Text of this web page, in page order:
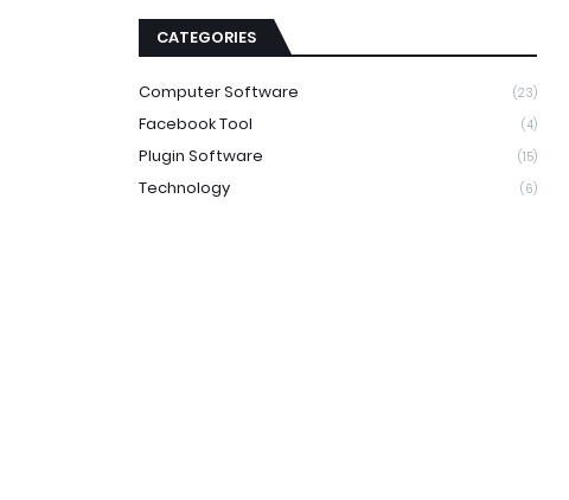
CATEGORIES
Computer Software (23)
Facebook Tool (4)
Plugin Software (15)
Technology (6)